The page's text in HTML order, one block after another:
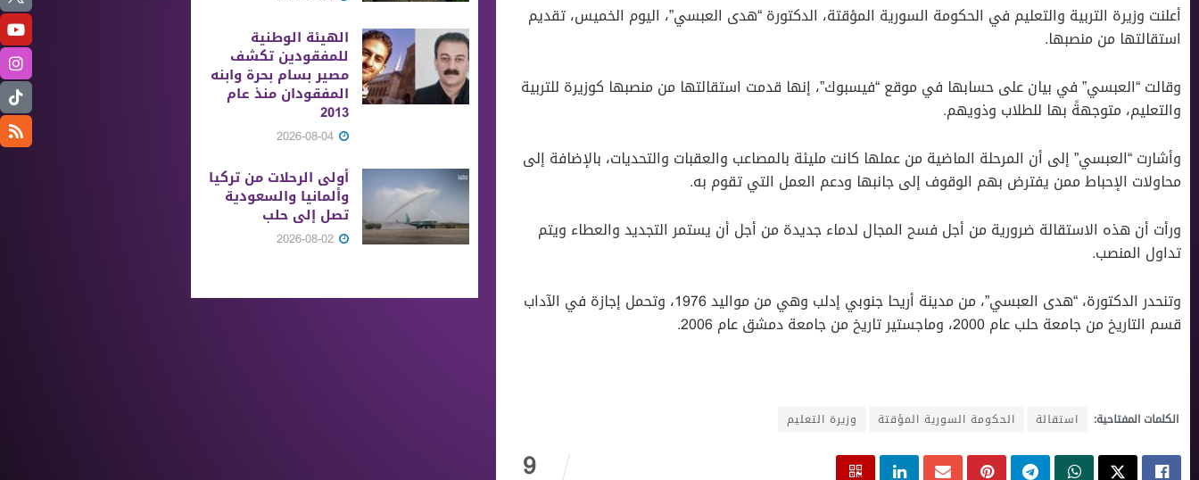
أعلنت وزيرة التربية والتعليم في الحكومة السورية المؤقتة، الدكتورة “هدى العبسي”، اليوم الخميس، تقديم
استقالتها من منصبها.
وقالت “العبسي” في بيان على حسابها في موقع “فيسبوك”، إنها قدمت استقالتها من منصبها كوزيرة للتربية
والتعليم، متوجهةً بها للطلاب وذويهم.
وأشارت “العبسي” إلى أن المرحلة الماضية من عملها كانت مليئة بالمصاعب والعقبات والتحديات، بالإضافة إلى
محاولات الإحباط ممن يفترض بهم الوقوف إلى جانبها ودعم العمل التي تقوم به.
ورأت أن هذه الاستقالة ضرورية من أجل فسح المجال لدماء جديدة من أجل أن يستمر التجديد والعطاء ويتم
تداول المنصب.
وتنحدر الدكتورة، “هدى العبسي”، من مدينة أريحا جنوبي إدلب وهي من مواليد 1976، وتحمل إجازة في الآداب
قسم التاريخ من جامعة حلب عام 2000، وماجستير تاريخ من جامعة دمشق عام 2006.
الكلمات المفتاحية: استقالة الحكومة السورية المؤقتة وزيرة التعليم
9
الهيئة الوطنية
للمفقودين تكشف
مصير بسام بحرة وابنه
المفقودان منذ عام
2013
أولى الرحلات من ‏تركيا
وألمانيا والسعودية
تصل إلى حلب